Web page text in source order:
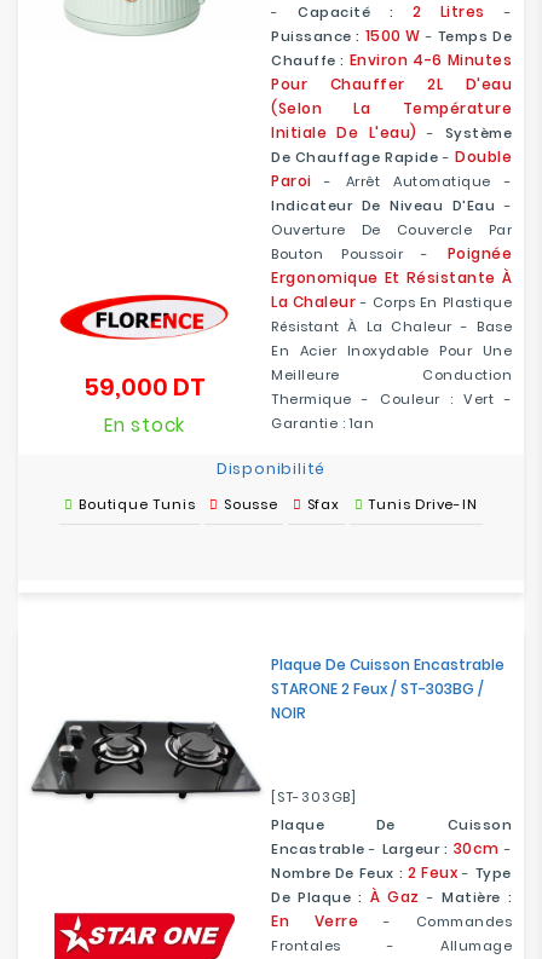
-Capacité : 2 Litres
-
Puissance : 1500 W - Temps De
Chauffe : Environ 4-6 Minutes
Pour Chauffer 2L D'eau
(selon La Température
Initiale De L'eau) - Système
De Chauffage Rapide- Double
Paroi - Arrêt Automatique -
Indicateur De Niveau D'Eau -
Ouverture De Couvercle Par
Bouton Poussoir -
Poignée
Ergonomique Et Résistante À
La Chaleur- Corps En Plastique
Résistant À La Chaleur - Base
En Acier Inoxydable Pour Une
Meilleure Conduction
Thermique - Couleur : Vert -
Garantie : 1an
59,000 DT
En stock
Disponibilité
Boutique Tunis Sousse Sfax Tunis Drive-IN
Plaque De Cuisson Encastrable
STARONE 2 Feux / ST-303BG /
NOIR
[ST-303GB]
Plaque De Cuisson
Encastrable- Largeur : 30cm -
Nombre De Feux : 2 Feux - Type
De Plaque : À Gaz - Matière :
En Verre
- Commandes
Frontales - Allumage